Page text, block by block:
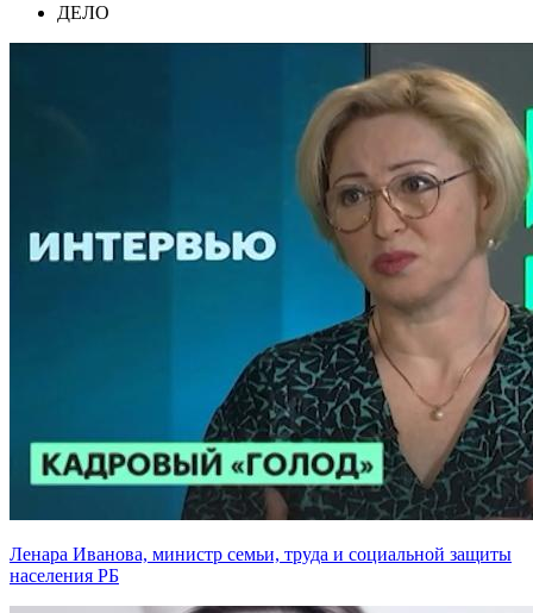
ДЕЛО
Ленара Иванова, министр семьи, труда и социальной защиты
населения РБ